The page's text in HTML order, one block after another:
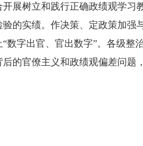
树立和践行正确政绩观学习
的实绩。作决策、定政策加强
数字出官、官出数字”。各级整
的官僚主义和政绩观偏差问题